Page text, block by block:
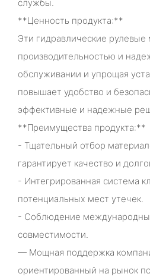
службы.
**Ценность продукта:**
Эти гидравлические
производительностью и
обслуживании и упрощая
повышает удобство и
эффективные и надежные
**Преимущества продукта:**
- Тщательный отбор
гарантирует качество и
- Интегрированная система
потенциальных мест утечек.
- Соблюдение
совместимости.
— Мощная поддержка
ориентированный на рынок